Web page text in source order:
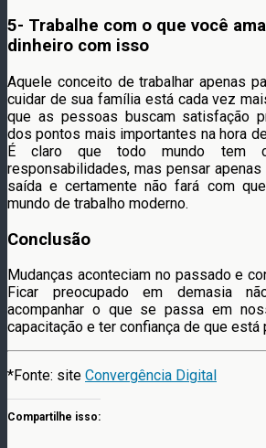
5- Trabalhe com o que você
dinheiro com isso
Aquele conceito de trabalhar apenas
cuidar de sua família está cada vez
que as pessoas buscam satisfação
dos pontos mais importantes na hora
É claro que todo mundo tem
responsabilidades, mas pensar
saída e certamente não fará com
mundo de trabalho moderno.
Conclusão
Mudanças aconteciam no passado e
Ficar preocupado em demasia
acompanhar o que se passa em
capacitação e ter confiança de que está
*Fonte: site Convergência Digital
Compartilhe isso: